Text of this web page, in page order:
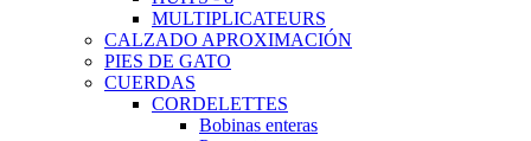
MULTIPLICATEURS
CALZADO APROXIMACIÓN
PIES DE GATO
CUERDAS
CORDELETTES
Bobinas enteras